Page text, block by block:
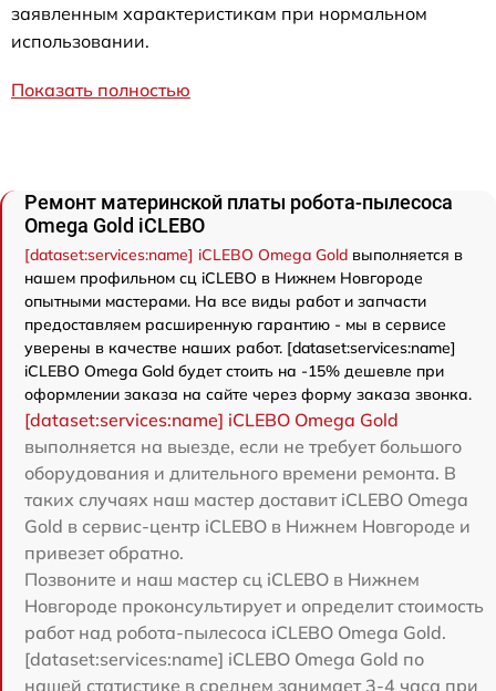
заявленным характеристикам при нормальном
использовании.
Показать полностью
Ремонт материнской платы робота-пылесоса
Omega Gold iCLEBO
[dataset:services:name] iCLEBO Omega Gold выполняется в
нашем профильном сц iCLEBO в Нижнем Новгороде
опытными мастерами. На все виды работ и запчасти
предоставляем расширенную гарантию - мы в сервисе
уверены в качестве наших работ. [dataset:services:name]
iCLEBO Omega Gold будет стоить на -15% дешевле при
оформлении заказа на сайте через форму заказа звонка.
[dataset:services:name] iCLEBO Omega Gold
выполняется на выезде, если не требует большого
оборудования и длительного времени ремонта. В
таких случаях наш мастер доставит iCLEBO Omega
Gold в сервис-центр iCLEBO в Нижнем Новгороде и
привезет обратно.
Позвоните и наш мастер сц iCLEBO в Нижнем
Новгороде проконсультирует и определит стоимость
работ над робота-пылесоса iCLEBO Omega Gold.
[dataset:services:name] iCLEBO Omega Gold по
нашей статистике в среднем занимает 3-4 часа при